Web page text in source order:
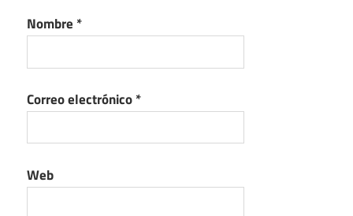
Nombre *
Correo electrónico*
Web